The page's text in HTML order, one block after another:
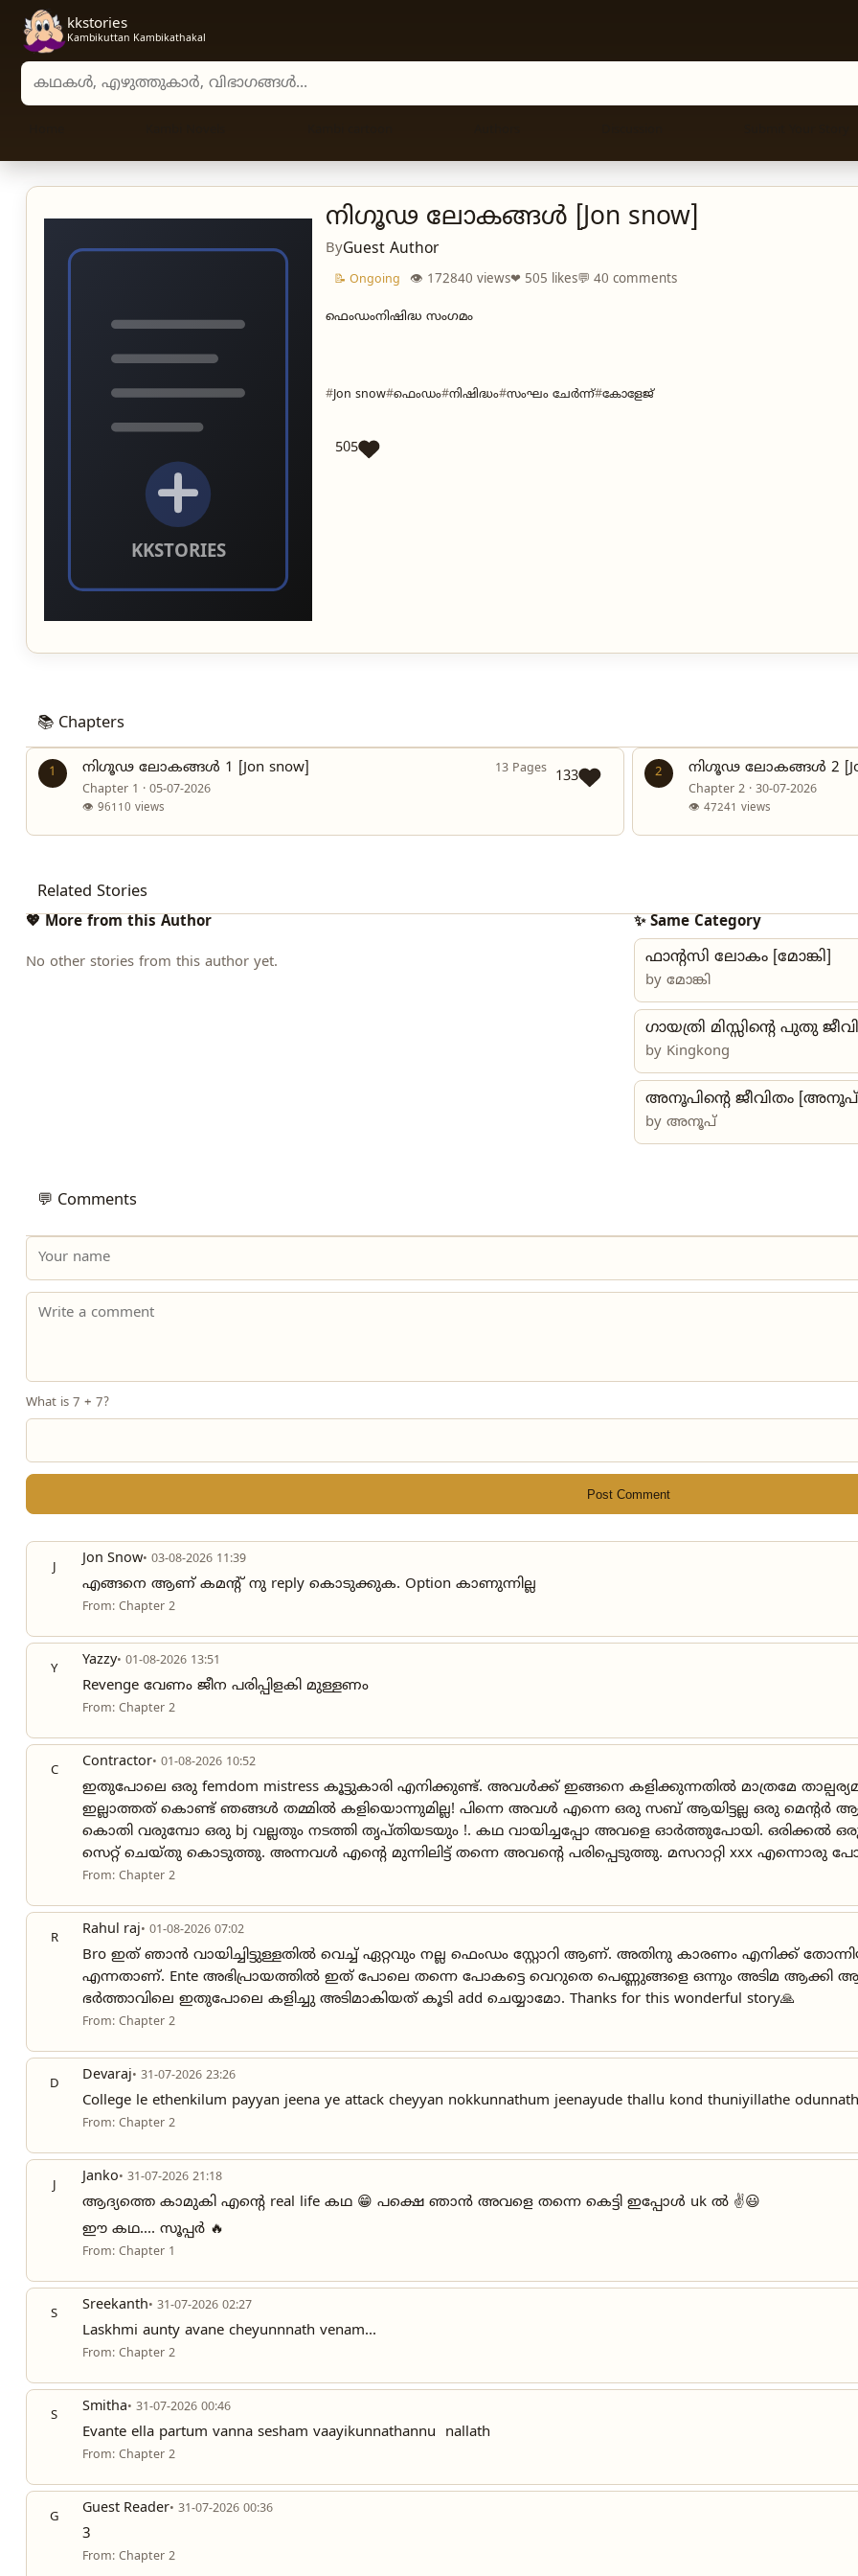
kkstories
Kambikuttan Kambikathakal
Search stories, authors, and categories
നിഗൂഢ ലോകങ്ങൾ [Jon snow]
ByGuest Author
📝 Ongoing 👁 172840 views❤ 505 likes💬 40 comments
ഫെംഡംനിഷിദ്ധ സംഗമം
Jon snow ഫെംഡം നിഷിദ്ധം സംഘം ചേർന്ന് കോളേജ്
505
📚 Chapters
1 നിഗൂഢ ലോകങ്ങൾ 1 [Jon snow]
13 Pages
Chapter 1 · 05-07-2026
👁 96110 views
133 2 നിഗൂഢ ലോകങ്ങൾ 2
Chapter 2 · 30-07-2026
👁 47241 views
Related Stories
💖 More from this Author
No other stories from this author yet.
✨ Same Category
ഫാൻ്റസി ലോകം [മോങ്കി]
by മോങ്കി
ഗായത്രി മിസ്സിന്റെ പുതു
by Kingkong
അനൂപിന്റെ ജീവിതം
by അനൂപ്
💬 Comments
What is 7 + 7?
Post Comment
Jon Snow• 03-08-2026 11:39
എങ്ങനെ ആണ് കമന്റ്‌ നു reply കൊടുക്കുക. Option കാണുന്നില്ല
From: Chapter 2
Y Yazzy• 01-08-2026 13:51
Revenge വേണം ജീന പരിപ്പിളകി മുള്ളണം
From: Chapter 2
C Contractor• 01-08-2026 10:52
ഇതുപോലെ ഒരു femdom mistress കൂട്ടുകാരി എനിക്കുണ്ട്. അവൾക്ക് ഇങ്ങനെ കളിക്കുന്നതിൽ മാത്രമേ
ഇല്ലാത്തത് കൊണ്ട് ഞങ്ങൾ തമ്മിൽ കളിയൊന്നുമില്ല! പിന്നെ അവൾ എന്നെ ഒരു സബ് ആയിട്ടല്ല ഒരു മെൻ്റർ
കൊതി വരുമ്പോ ഒരു bj വല്ലതും നടത്തി തൃപ്തിയടയും !. കഥ വായിച്ചപ്പോ അവളെ ഓർത്തുപോയി.
സെറ്റ് ചെയ്തു കൊടുത്തു. അന്നവൾ എൻ്റെ മുന്നിലിട്ട് തന്നെ അവൻ്റെ പരിപ്പെടുത്തു. മസറാറ്റി xxx
From: Chapter 2
R Rahul raj• 01-08-2026 07:02
Bro ഇത് ഞാൻ വായിച്ചിട്ടുള്ളതിൽ വെച്ച് ഏറ്റവും നല്ല ഫെംഡം സ്റ്റോറി ആണ്. അതിനു കാരണം എനിക്ക്
എന്നതാണ്. Ente അഭിപ്രായത്തിൽ ഇത് പോലെ തന്നെ പോകട്ടെ വെറുതെ പെണ്ണുങ്ങളെ ഒന്നും അടിമ ആക്കി ആ
ഭർത്താവിലെ ഇതുപോലെ കളിച്ചു അടിമാകിയത് കൂടി add ചെയ്യാമോ. Thanks for this wonderful story🙏
From: Chapter 2
D Devaraj• 31-07-2026 23:26
College le ethenkilum payyan jeena ye attack cheyyan nokkunnathum jeenayude thallu kond thuniyillathe
From: Chapter 2
Janko• 31-07-2026 21:18
ആദ്യത്തെ കാമുകി എന്റെ real life കഥ 😁 പക്ഷെ ഞാൻ അവളെ തന്നെ കെട്ടി ഇപ്പോൾ uk ൽ ✌️😃
ഈ കഥ.... സൂപ്പർ 🔥
From: Chapter 1
S Sreekanth• 31-07-2026 02:27
Laskhmi aunty avane cheyunnnath venam...
From: Chapter 2
S Smitha• 31-07-2026 00:46
Evante ella partum vanna sesham vaayikunnathannu nallath
From: Chapter 2
G Guest Reader• 31-07-2026 00:36
3
From: Chapter 2